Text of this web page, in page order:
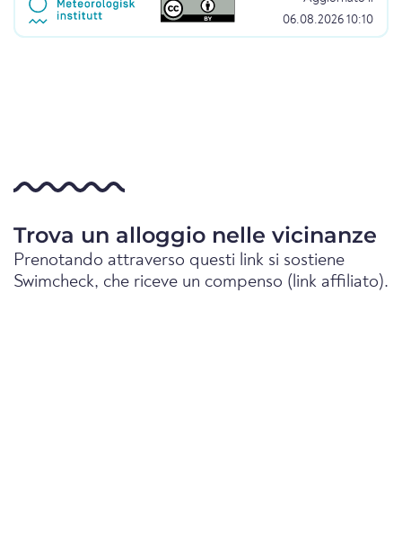
06.08.2026 10:10
Trova un alloggio nelle vicinanze
Prenotando attraverso questi link si sostiene
Swimcheck, che riceve un compenso (link affiliato).